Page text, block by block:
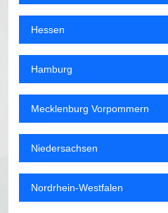
Hessen
Hamburg
Mecklenburg Vorpommern
Niedersachsen
Nordrhein-Westfalen